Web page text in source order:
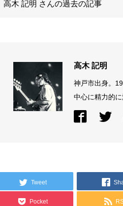
高木 記明 さんの過去の記事
高木 記明
神戸市出身。
中心に精力的
Tweet
Pocket